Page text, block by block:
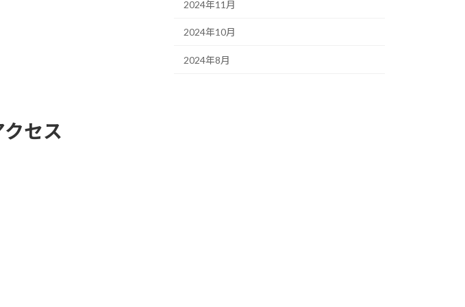
2024年11月
2024年10月
2024年8月
セス